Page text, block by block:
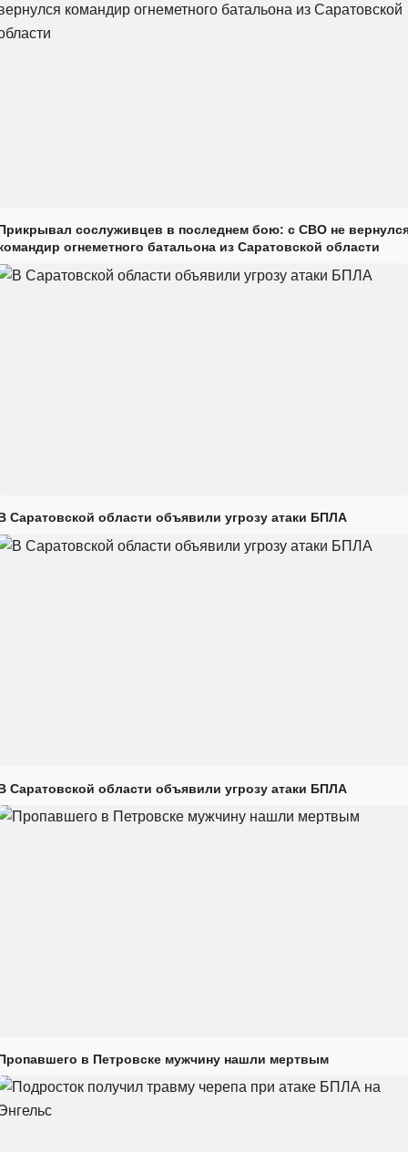
сослуживцев в последнем бою: с СВО не
огнеметного батальона из Саратовской области
Саратовской области объявили угрозу атаки БПЛА
Саратовской области объявили угрозу атаки БПЛА
в Петровске мужчину нашли мертвым